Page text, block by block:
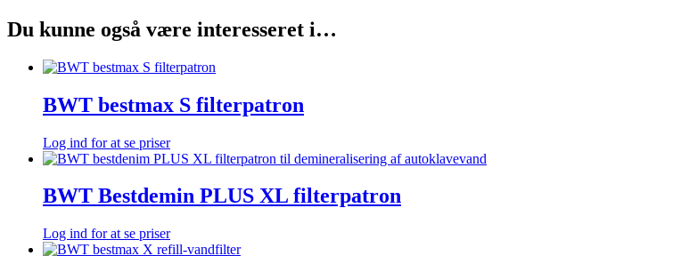
Du kunne også være interesseret i…
BWT bestmax S filterpatron
Log ind for at se priser
BWT Bestdemin PLUS XL filterpatron
Log ind for at se priser